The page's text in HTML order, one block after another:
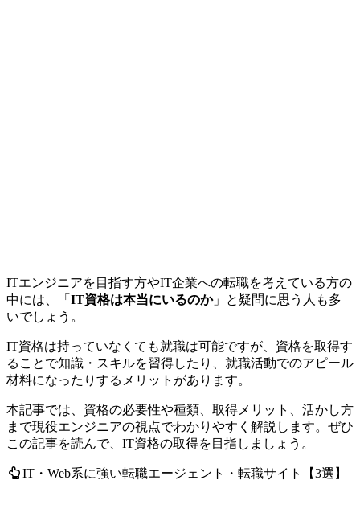
ITエンジニアを目指す方やIT企業への転職を考えている方の
中には、「 IT資格は本当にいるのか」と疑問に思う人も多
いでしょう。
IT資格は持っていなくても就職は可能ですが、資格を取得す
ることで知識・スキルを習得したり、 就職活動でのアピール
材料になったりするメリット があります。
本記事では、資格の必要性や種類、取得メリット、活かし方
まで現役エンジニアの視点でわかりやすく解説します。ぜひ
この記事を読んで、IT資格の取得を目指しましょう。
IT・Web系に強い転職エージェント・転職サイト【3選】